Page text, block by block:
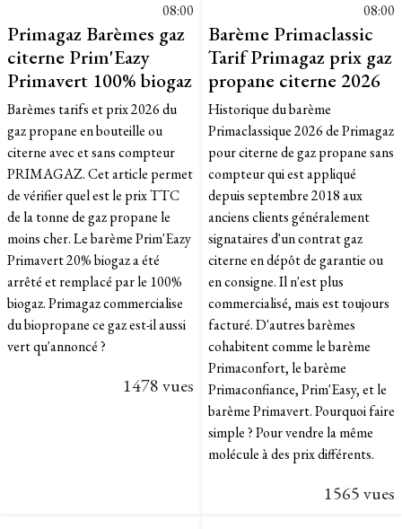
08:00
Primagaz Barèmes gaz
citerne Prim'Eazy
Primavert 100% biogaz
Barèmes tarifs et prix 2026 du
gaz propane en bouteille ou
citerne avec et sans compteur
PRIMAGAZ. Cet article permet
de vérifier quel est le prix TTC
de la tonne de gaz propane le
moins cher. Le barème Prim'Eazy
Primavert 20% biogaz a été
arrêté et remplacé par le 100%
biogaz. Primagaz commercialise
du biopropane ce gaz est-il aussi
vert qu'annoncé ?
1478 vues
08:00
Barème Primaclassic
Tarif Primagaz prix gaz
propane citerne 2026
Historique du barème
Primaclassique 2026 de Primagaz
pour citerne de gaz propane sans
compteur qui est appliqué
depuis septembre 2018 aux
anciens clients généralement
signataires d'un contrat gaz
citerne en dépôt de garantie ou
en consigne. Il n'est plus
commercialisé, mais est toujours
facturé. D'autres barèmes
cohabitent comme le barème
Primaconfort, le barème
Primaconfiance, Prim'Easy, et le
barème Primavert. Pourquoi faire
simple ? Pour vendre la même
molécule à des prix différents.
1565 vues